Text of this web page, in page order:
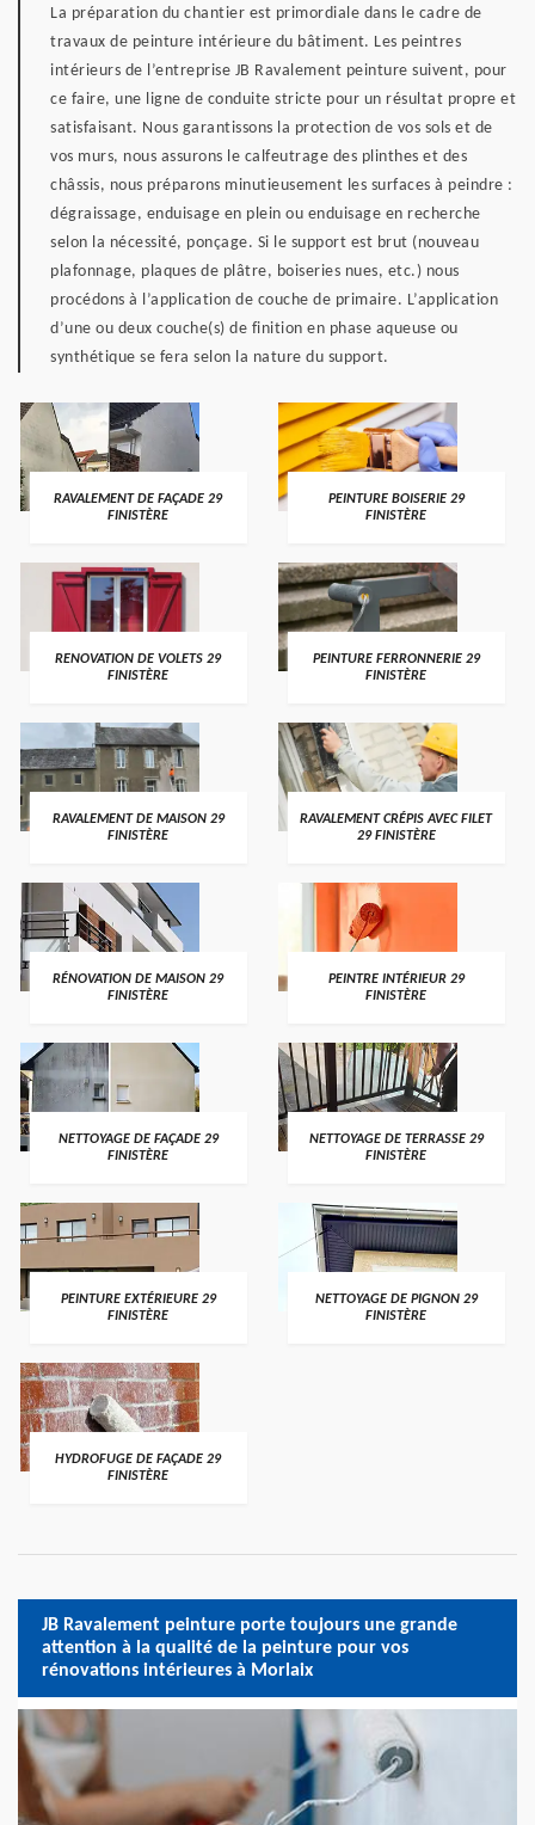
La préparation du chantier est primordiale dans le cadre de
travaux de peinture intérieure du bâtiment. Les peintres
intérieurs de l’entreprise JB Ravalement peinture suivent, pour
ce faire, une ligne de conduite stricte pour un résultat propre et
satisfaisant. Nous garantissons la protection de vos sols et de
vos murs, nous assurons le calfeutrage des plinthes et des
châssis, nous préparons minutieusement les surfaces à peindre :
dégraissage, enduisage en plein ou enduisage en recherche
selon la nécessité, ponçage. Si le support est brut (nouveau
plafonnage, plaques de plâtre, boiseries nues, etc.) nous
procédons à l’application de couche de primaire. L’application
d’une ou deux couche(s) de finition en phase aqueuse ou
synthétique se fera selon la nature du support.
RAVALEMENT DE FAÇADE 29
FINISTÈRE
PEINTURE BOISERIE 29
FINISTÈRE
RENOVATION DE VOLETS 29
FINISTÈRE
PEINTURE FERRONNERIE 29
FINISTÈRE
RAVALEMENT DE MAISON 29
FINISTÈRE
RAVALEMENT CRÉPIS AVEC FILET
29 FINISTÈRE
RÉNOVATION DE MAISON 29
FINISTÈRE
PEINTRE INTÉRIEUR 29
FINISTÈRE
NETTOYAGE DE FAÇADE 29
FINISTÈRE
NETTOYAGE DE TERRASSE 29
FINISTÈRE
PEINTURE EXTÉRIEURE 29
FINISTÈRE
NETTOYAGE DE PIGNON 29
FINISTÈRE
HYDROFUGE DE FAÇADE 29
FINISTÈRE
JB Ravalement peinture porte toujours une grande
attention à la qualité de la peinture pour vos
rénovations intérieures à Morlaix